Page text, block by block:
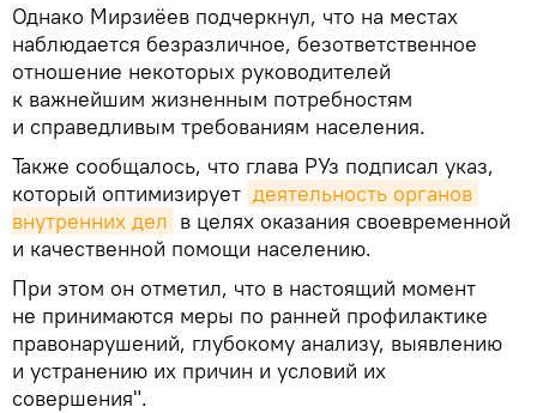
Однако Мирзиёев подчеркнул, что на местах
наблюдается безразличное, безответственное
отношение некоторых руководителей
к важнейшим жизненным потребностям
и справедливым требованиям населения.
Также сообщалось, что глава РУз подписал указ,
который оптимизирует деятельность органов
внутренних дел в целях оказания своевременной
и качественной помощи населению.
При этом он отметил, что в настоящий момент
не принимаются меры по ранней профилактике
правонарушений, глубокому анализу, выявлению
и устранению их причин и условий их
совершения".